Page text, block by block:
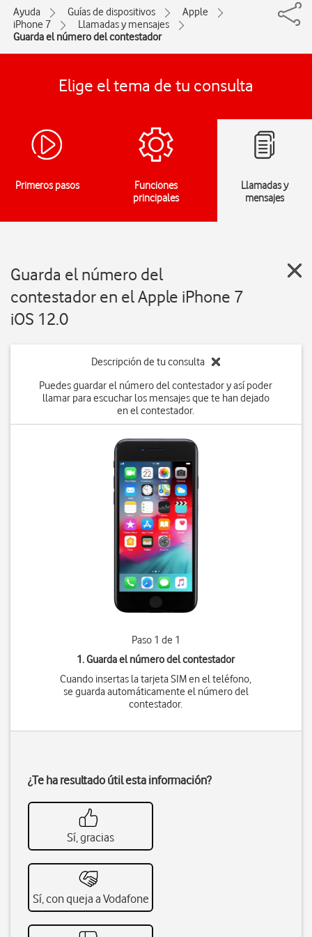
Ayuda Guías de dispositivos
Apple
iPhone 7
Llamadas y mensajes
Guarda el número del contestador
Elige el tema de tu consulta
Primeros pasos
Funciones
principales
Llamadas y
mensajes
Guarda el número del
contestador en el Apple iPhone 7
iOS 12.0
Descripción de tu consulta
Puedes guardar el número del contestador y así poder
llamar para escuchar los mensajes que te han dejado
en el contestador.
Paso 1 de 1
1. Guarda el número del contestador
Cuando insertas la tarjeta SIM en el teléfono,
se guarda automáticamente el número del
contestador.
¿Te ha resultado útil esta información?
Sí, gracias
Sí, con queja a Vodafone